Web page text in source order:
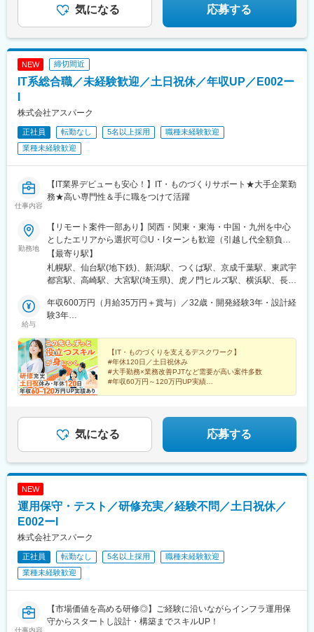
東比恵駅、渡辺橋駅、淀屋橋駅、鶴崎駅、西小倉駅、二島駅、今
池駅(福岡県)、上鳥羽口駅、竹下駅、小森江駅、甘木駅(西鉄線)、
県)、丸の内駅(愛知県)、戸部駅、鶴見小野駅、三ツ沢下町駅、山
手駅、井土ケ谷駅、上永谷駅、和田町駅、鶴ケ峰駅、戸塚駅、赤
羽駅、峰駅、陸前落合駅、センター南駅、北四番丁駅、稲永駅、
み野駅、小俣駅(栃木県)、新前橋駅、群馬藤岡駅、本庄駅、垂井
駅、徳山駅、周防下郷駅、道ノ尾駅、大波止駅、喜々津駅、国母
駅、松江駅、伊賀屋駅、弥生が丘駅、宮崎駅、南鹿児島駅、さっ
ぽろ駅、青葉通一番町駅、千葉駅、虎ノ門駅、神奈川駅、市役所
前駅(長野県)、新静岡駅、第一通り駅、近鉄名古屋駅、金沢駅、中
神戸三宮駅(阪神)、姫路駅、岡山駅前駅、胡町駅、高松築港駅、天
神南駅、辛島町駅、南公園駅、湊川駅、小路駅、常盤駅(岡山県)、
(地下鉄)、六本木一丁目駅、ＪＲ難波駅、観月橋駅、海老江駅、中
之島駅、なにわ橋駅、甘木駅(甘木鉄道線)、住之江公園駅、上前津
駅、久屋大通駅、平沼橋駅、国道駅、蒔田駅、赤羽岩淵駅、セン
ター北駅、勾当台公園駅、本笠寺駅、自由ケ丘駅(愛知県)、出島
駅、北１２条駅、あおば通駅、新千葉駅、神谷町駅、新高島駅、
日吉町駅、新浜松駅、名鉄名古屋駅、梅田駅(地下鉄)、富山駅、京
都河原町駅、三ノ宮駅、西川緑道公園駅、銀山町駅、西鉄福岡
駅、西辛島町駅、市民広場駅、三滝駅、舟入本町駅、花田口駅、
麻布十番駅、大国町駅、桃山御陵前駅、野田駅(阪神線)、肥後橋
前、五島町駅
気になる 応募する
NEW 締切間近
IT系総合職／未経験歓迎／土日祝休／年収UP／E002ー
株式会社アスパーク
正社員 転勤なし 5名以上採用
職種未経験歓迎
業種未経験歓迎
仕事内容
【IT業界デビューも安心！】IT・ものづくりサポート★大手企業勤
務★高い専門性＆手に職をつけて活躍
勤務地
【リモート案件一部あり】関西・関東・東海・中国・九州を中心
としたエリアから選択可◎U・Iターンも歓迎（引越し代全額負担
など制度も完備！）◎プロジェクトにより、一部完全在宅／フル
リモート業務もあります。■関西エリア（大阪、京都、兵庫、奈
良、和歌山、滋賀）■関東エリア（東京、神奈川、千葉、埼玉、栃
エリア（広島、岡山、松山など）■九州エリア（福岡、熊本など）
のプロジェクト先◎転居を伴う転勤は、基本的には本人が希望す
【最寄り駅】
札幌駅、仙台駅(地下鉄)、新潟駅、つくば駅、京成千葉駅、東武宇
都宮駅、高崎駅、大宮駅(埼玉県)、虎ノ門ヒルズ駅、横浜駅、長野
線)、インテック本社前駅、烏丸駅、三宮駅(神戸新交通)、山陽姫
路駅、岡山駅、八丁堀駅(広島県)、高松駅(香川県)、天神駅、花畑
尾駅、水島駅、通津駅、福山駅、岩国駅、可部駅、横川駅(広島
県)、東広島駅、山西駅、本町六丁目駅、金川駅、東野駅(京都
府)、東山・おかでんミュージアム駅、衣山駅、山麓駅(皿倉山)、
堺筋本町駅、鷹野橋駅、堺駅、比治山下駅、広域公園前駅、横川
一丁目駅、錦糸町駅、検見川浜駅、本町駅、津守駅、中野東駅、
六本木駅、伊予大洲駅、福駅、芦原橋駅、桃山駅、野田阪神駅、
東比恵駅、渡辺橋駅、淀屋橋駅、鶴崎駅、西小倉駅、二島駅、今
池駅(福岡県)、上鳥羽口駅、竹下駅、小森江駅、甘木駅(西鉄線)、
羽駅、峰駅、陸前落合駅、センター南駅、北四番丁駅、稲永駅、
岡本駅(栃木県)、笠寺駅、村井駅、茅野駅、本山駅(愛知県)、さが
み野駅、小俣駅(栃木県)、新前橋駅、群馬藤岡駅、本庄駅、垂井
駅、徳山駅、周防下郷駅、道ノ尾駅、大波止駅、喜々津駅、国母
駅、松江駅、伊賀屋駅、弥生が丘駅、宮崎駅、南鹿児島駅、さっ
ぽろ駅、青葉通一番町駅、千葉駅、虎ノ門駅、神奈川駅、市役所
前駅(長野県)、新静岡駅、第一通り駅、近鉄名古屋駅、金沢駅、中
神戸三宮駅(阪神)、姫路駅、岡山駅前駅、胡町駅、高松築港駅、天
神南駅、辛島町駅、南公園駅、湊川駅、小路駅、常盤駅(岡山県)、
給与
年収600万円（月給35万円＋賞与）／32歳・開発経験3年・設計経
験3年
PM経験10年
【IT・ものづくりを支えるデスクワーク】
#年休120日／土日祝休み
#大手勤務×業務改善PJTなど需要が高い案件多数
#年収60万円～120万円UP実績
気になる 応募する
NEW
運用保守・テスト／研修充実／経験不問／土日祝休／
E002ーI
株式会社アスパーク
正社員 転勤なし 5名以上採用
職種未経験歓迎
業種未経験歓迎
仕事内容
【市場価値を高める研修◎】ご経験に沿いながらインフラ運用保
守からスタートし設計・構築までスキルUP！